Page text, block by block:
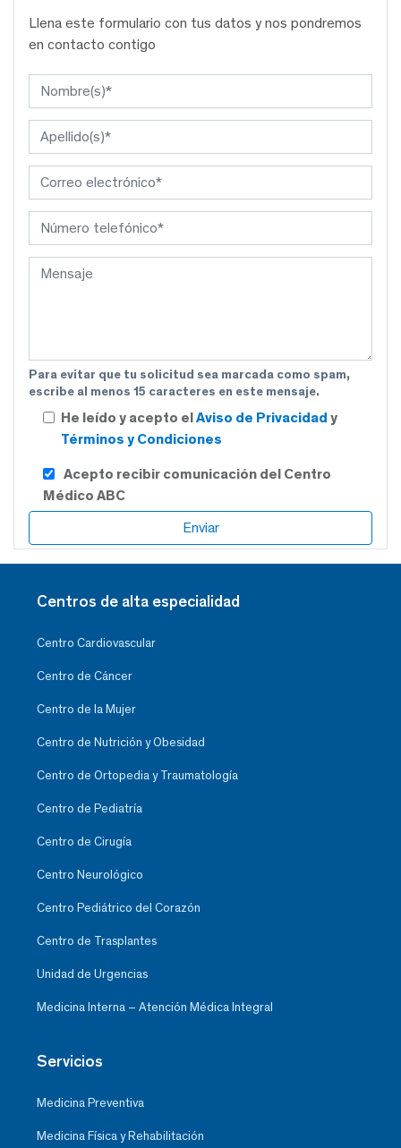
Llena este formulario con tus datos y nos pondremos
en contacto contigo
Para evitar que tu solicitud sea marcada como spam,
escribe al menos 15 caracteres en este mensaje.
He leído y acepto elAviso de Privacidad y
Términos y Condiciones
Acepto recibir comunicación del Centro
Médico ABC
Centros de alta especialidad
Centro Cardiovascular
Centro de Cáncer
Centro de la Mujer
Centro de Nutrición y Obesidad
Centro de Ortopedia y Traumatología
Centro de Pediatría
Centro de Cirugía
Centro Neurológico
Centro Pediátrico del Corazón
Centro de Trasplantes
Unidad de Urgencias
Medicina Interna – Atención Médica Integral
Servicios
Medicina Preventiva
Medicina Física y Rehabilitación